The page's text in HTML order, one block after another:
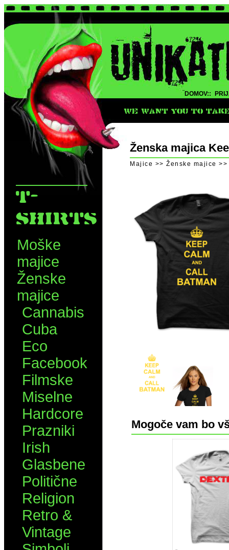
DOMOV::
WE WANT YOU TO
T-
SHIRTS
Moške
majice
Ženske
majice
Cannabis
Cuba
Eco
Facebook
Filmske
Miselne
Hardcore
Prazniki
Irish
Glasbene
Politične
Religion
Retro &
Vintage
Ženska majica
Majice >> Ženske majice
Mogoče vam bo